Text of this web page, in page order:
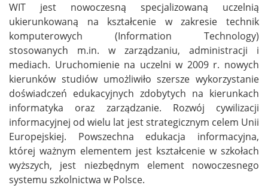
WIT jest nowoczesną specjalizowaną uczelnią
ukierunkowaną na kształcenie w zakresie technik
komputerowych (Information Technology)
stosowanych m.in. w zarządzaniu, administracji i
mediach. Uruchomienie na uczelni w 2009 r. nowych
kierunków studiów umożliwiło szersze wykorzystanie
doświadczeń edukacyjnych zdobytych na kierunkach
informatyka oraz zarządzanie. Rozwój cywilizacji
informacyjnej od wielu lat jest strategicznym celem Unii
Europejskiej. Powszechna edukacja informacyjna,
której ważnym elementem jest kształcenie w szkołach
wyższych, jest niezbędnym element nowoczesnego
systemu szkolnictwa w Polsce.